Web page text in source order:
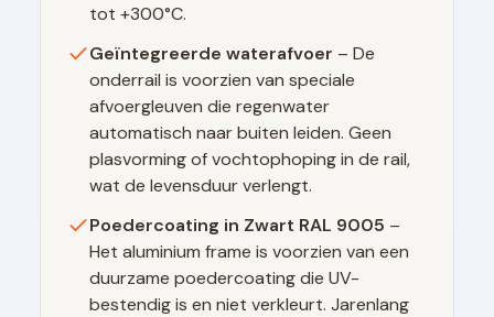
tot +300°C.
Geïntegreerde waterafvoer – De
onderrail is voorzien van speciale
afvoergleuven die regenwater
automatisch naar buiten leiden. Geen
plasvorming of vochtophoping in de rail,
wat de levensduur verlengt.
Poedercoating in Zwart RAL 9005 –
Het aluminium frame is voorzien van een
duurzame poedercoating die UV-
bestendig is en niet verkleurt. Jarenlang